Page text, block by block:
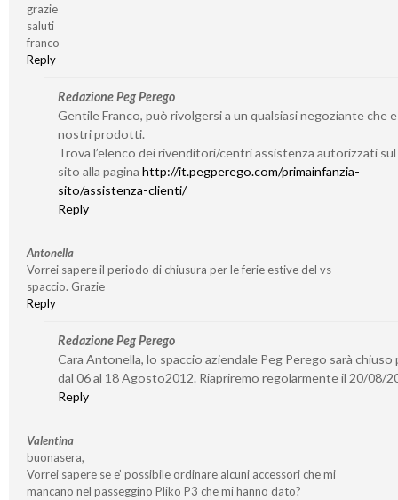
grazie
saluti
franco
Reply
Redazione Peg Perego
Gentile Franco, può rivolgersi a un qualsiasi negoziante che
nostri prodotti.
Trova l’elenco dei rivenditori/centri assistenza autorizzati
sito alla pagina http://it.pegperego.com/primainfanzia-
sito/assistenza-clienti/
Reply
Antonella
Vorrei sapere il periodo di chiusura per le ferie estive del vs
spaccio. Grazie
Reply
Redazione Peg Perego
Cara Antonella, lo spaccio aziendale Peg Perego sarà chiuso
dal 06 al 18 Agosto2012. Riapriremo regolarmente il 20/08/
Reply
Valentina
buonasera,
Vorrei sapere se e’ possibile ordinare alcuni accessori che mi
mancano nel passeggino Pliko P3 che mi hanno dato?